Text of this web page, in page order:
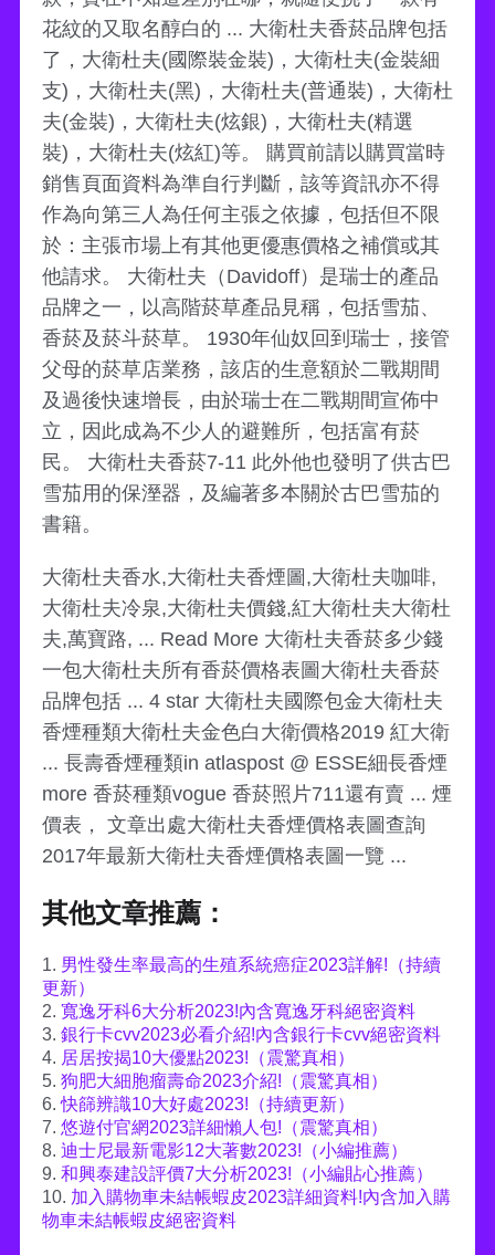
花紋的又取名醇白的 ... 大衛杜夫香菸品牌包括
了，大衛杜夫(國際裝金裝)，大衛杜夫(金裝細
支)，大衛杜夫(黑)，大衛杜夫(普通裝)，大衛杜
夫(金裝)，大衛杜夫(炫銀)，大衛杜夫(精選
裝)，大衛杜夫(炫紅)等。 購買前請以購買當時
銷售頁面資料為準自行判斷，該等資訊亦不得
作為向第三人為任何主張之依據，包括但不限
於：主張市場上有其他更優惠價格之補償或其
他請求。 大衛杜夫（Davidoff）是瑞士的產品
品牌之一，以高階菸草產品見稱，包括雪茄、
香菸及菸斗菸草。 1930年仙奴回到瑞士，接管
父母的菸草店業務，該店的生意額於二戰期間
及過後快速增長，由於瑞士在二戰期間宣佈中
立，因此成為不少人的避難所，包括富有菸
民。 大衛杜夫香菸7-11 此外他也發明了供古巴
雪茄用的保溼器，及編著多本關於古巴雪茄的
書籍。
大衛杜夫香水,大衛杜夫香煙圖,大衛杜夫咖啡,
大衛杜夫冷泉,大衛杜夫價錢,紅大衛杜夫大衛杜
夫,萬寶路, ... Read More 大衛杜夫香菸多少錢
一包大衛杜夫所有香菸價格表圖大衛杜夫香菸
品牌包括 ... 4 star 大衛杜夫國際包金大衛杜夫
香煙種類大衛杜夫金色白大衛價格2019 紅大衛
... 長壽香煙種類in atlaspost @ ESSE細長香煙
more 香菸種類vogue 香菸照片711還有賣 ... 煙
價表， 文章出處大衛杜夫香煙價格表圖查詢
2017年最新大衛杜夫香煙價格表圖一覽 ...
其他文章推薦：
1. 男性發生率最高的生殖系統癌症2023詳解!（持續
更新）
2. 寬逸牙科6大分析2023!內含寬逸牙科絕密資料
3. 銀行卡cvv2023必看介紹!內含銀行卡cvv絕密資料
4. 居居按揭10大優點2023!（震驚真相）
5. 狗肥大細胞瘤壽命2023介紹!（震驚真相）
6.快篩辨識10大好處2023!（持續更新）
7. 悠遊付官網2023詳細懶人包!（震驚真相）
8. 迪士尼最新電影12大著數2023!（小編推薦）
9. 和興泰建設評價7大分析2023!（小編貼心推薦）
10. 加入購物車未結帳蝦皮2023詳細資料!內含加入購
物車未結帳蝦皮絕密資料